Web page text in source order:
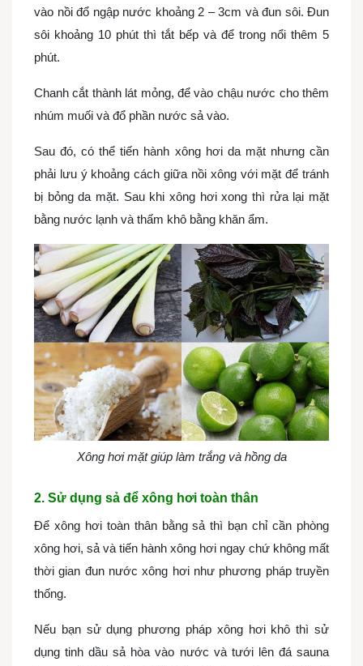
vào nồi đổ ngập nước khoảng 2 – 3cm và đun sôi. Đun
sôi khoảng 10 phút thì tắt bếp và để trong nổi thêm 5
phút.
Chanh cắt thành lát mỏng, để vào chậu nước cho thêm
nhúm muối và đổ phần nước sả vào.
Sau đó, có thể tiến hành xông hơi da mặt nhưng cần
phải lưu ý khoảng cách giữa nồi xông với mặt để tránh
bị bỏng da mặt. Sau khi xông hơi xong thì rửa lại mặt
bằng nước lạnh và thấm khô bằng khăn ẩm.
Xông hơi mặt giúp làm trắng và hồng da
2. Sử dụng sả để xông hơi toàn thân
Để xông hơi toàn thân bằng sả thì bạn chỉ cần phòng
xông hơi, sả và tiến hành xông hơi ngay chứ không mất
thời gian đun nước xông hơi như phương pháp truyền
thống.
Nếu bạn sử dụng phương pháp xông hơi khô thì sử
dụng tinh dầu sả hòa vào nước và tưới lên đá sauna